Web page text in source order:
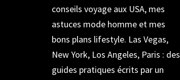
conseils voyage aux USA, mes
astuces mode homme et mes
bons plans lifestyle. Las Vegas,
New York, Los Angeles, Paris : des
guides pratiques écrits par un